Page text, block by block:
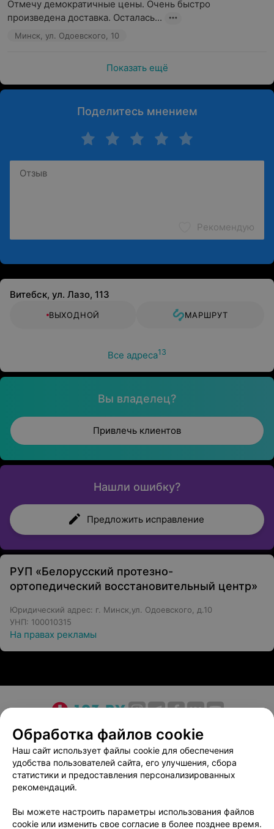
Отмечу демократичные цены. Очень быстро
произведена доставка. Осталась...
Минск, ул. Одоевского, 10
Показать ещё
Поделитесь мнением
Рекомендую
Витебск, ул. Лазо, 113
ВЫХОДНОЙ МАРШРУТ
Все адреса13
Вы владелец?
Привлечь клиентов
Нашли ошибку?
Предложить исправление
РУП «Белорусский протезно-
ортопедический восстановительный центр»
Юридический адрес: г. Минск,ул. Одоевского, д.10
УНП: 100010315
На правах рекламы
О проекте Новости проекта
Размещение рекламы
Медицинский маркетинг
Публичный договор
Пользовательское соглашение
Способы оплаты
Вакансии
Партнеры
Написать в поддержку
Обработка файлов cookie
Наш сайт использует файлы cookie для обеспечения
удобства пользователей сайта, его улучшения, сбора
статистики и предоставления персонализированных
рекомендаций.
Вы можете настроить параметры использования файлов
cookie или изменить свое согласие в более позднее время.